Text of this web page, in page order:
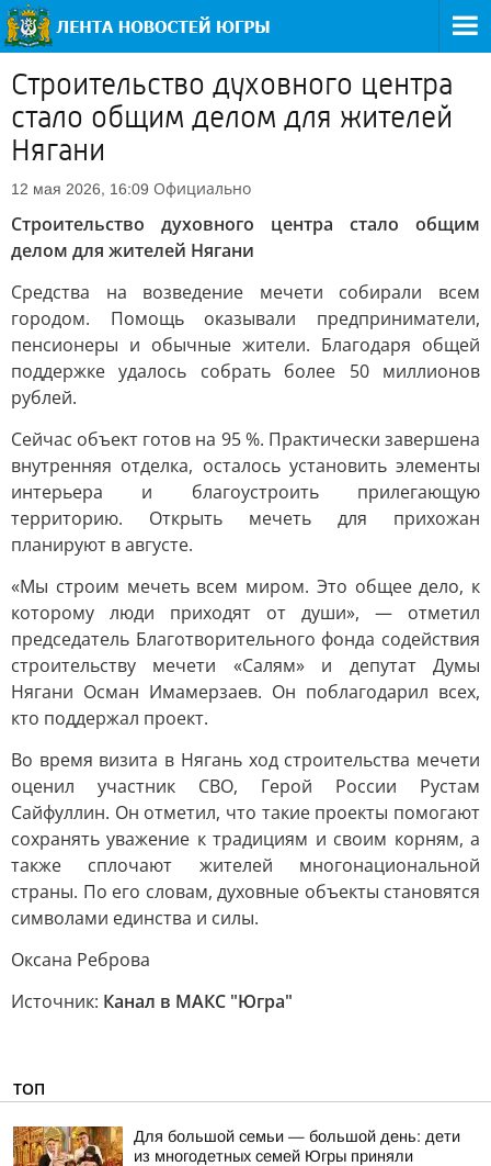
Строительство духовного центра
стало общим делом для жителей
Нягани
12 мая 2026, 16:09 Официально
Строительство духовного центра стало общим
делом для жителей Нягани
Средства на возведение мечети собирали всем
городом. Помощь оказывали предприниматели,
пенсионеры и обычные жители. Благодаря общей
поддержке удалось собрать более 50 миллионов
рублей.
Сейчас объект готов на 95 %. Практически завершена
внутренняя отделка, осталось установить элементы
интерьера и благоустроить прилегающую
территорию. Открыть мечеть для прихожан
планируют в августе.
«Мы строим мечеть всем миром. Это общее дело, к
которому люди приходят от души», — отметил
председатель Благотворительного фонда содействия
строительству мечети «Салям» и депутат Думы
Нягани Осман Имамерзаев. Он поблагодарил всех,
кто поддержал проект.
Во время визита в Нягань ход строительства мечети
оценил участник СВО, Герой России Рустам
Сайфуллин. Он отметил, что такие проекты помогают
сохранять уважение к традициям и своим корням, а
также сплочают жителей многонациональной
страны. По его словам, духовные объекты становятся
символами единства и силы.
Оксана Реброва
Источник: Канал в МАКС "Югра"
ТОП
Для большой семьи — большой день: дети
из многодетных семей Югры приняли